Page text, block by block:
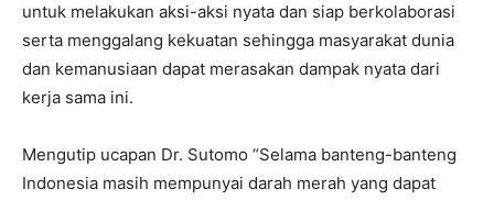
untuk melakukan aksi-aksi nyata dan siap berkolaborasi
serta menggalang kekuatan sehingga masyarakat dunia
dan kemanusiaan dapat merasakan dampak nyata dari
kerja sama ini.
Mengutip ucapan Dr. Sutomo “Selama banteng-banteng
Indonesia masih mempunyai darah merah yang dapat